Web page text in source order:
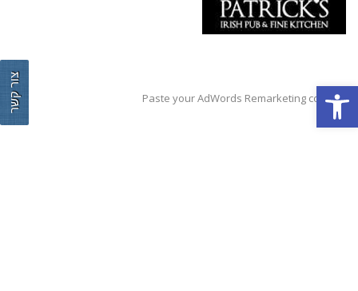
פתח סרגל נגישות
Paste your AdWords Remarketing code here צור קשר